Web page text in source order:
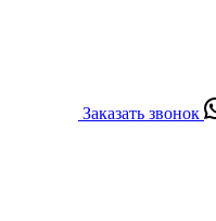
Заказать звонок